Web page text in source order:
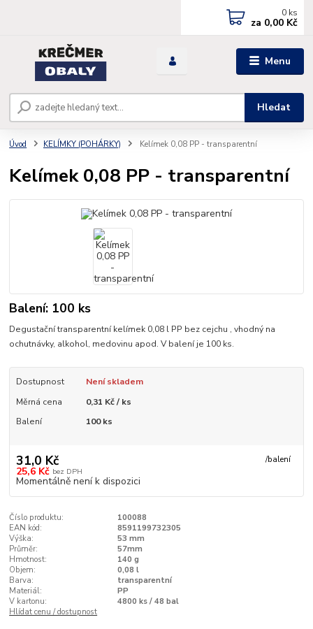
Menu
Hledat
0 ks
za 0,00 Kč
Úvod KELÍMKY (POHÁRKY) Kelímek 0,08 PP - transparentní
Kelímek 0,08 PP - transparentní
Balení: 100 ks
Degustační transparentní kelímek 0,08 l PP bez cejchu , vhodný na
ochutnávky, alkohol, medovinu apod. V balení je 100 ks.
Dostupnost
Není skladem
Měrná cena
0,31 Kč / ks
Balení
100 ks
31,0 Kč /balení
25,6 Kč bez DPH
Momentálně není k dispozici
Číslo produktu:
100088
EAN kód:
8591199732305
Výška:
53 mm
Průměr:
57mm
Hmotnost:
140 g
Objem:
0,08 l
Barva:
transparentní
Materiál:
PP
V kartonu:
4800 ks / 48 bal
Hlídat cenu / dostupnost